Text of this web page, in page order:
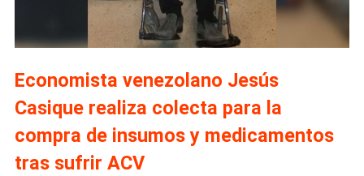
Economista venezolano Jesús
Casique realiza colecta para la
compra de insumos y medicamentos
tras sufrir ACV